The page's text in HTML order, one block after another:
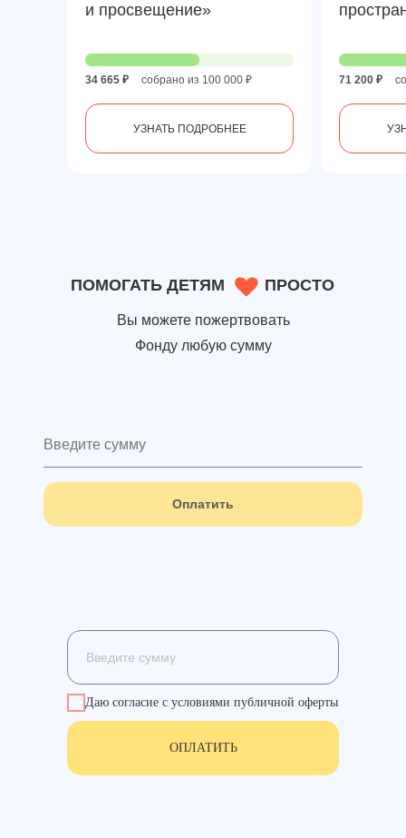
и просвещение»
34 665 ₽ собрано из 100 000 ₽
УЗНАТЬ ПОДРОБНЕЕ
71 200 ₽
ПОМОГАТЬ ДЕТЯМ
Вы можете пожертвовать
Фонду любую сумму
ПРОСТО
Оплатить
Даю согласие с условиями публичной оферты
ОПЛАТИТЬ